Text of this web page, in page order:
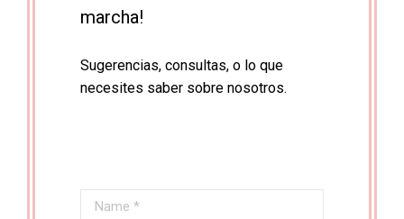
marcha!
Sugerencias, consultas, o lo que
necesites saber sobre nosotros.
Name *